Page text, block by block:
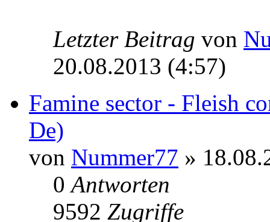
Letzter Beitrag von
20.08.2013 (4:57)
Famine sector - Fleish
De)
von Nummer77 »
0Antworten
9592 Zugriffe